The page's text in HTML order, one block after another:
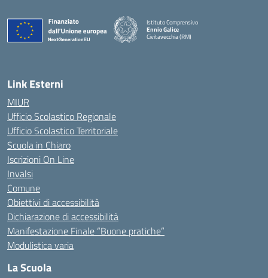
Istituto Comprensivo
Ennio Galice
Civitavecchia (RM)
Link Esterni
MIUR
Ufficio Scolastico Regionale
Ufficio Scolastico Territoriale
Scuola in Chiaro
Iscrizioni On Line
Invalsi
Comune
Obiettivi di accessibilità
Dichiarazione di accessibilità
Manifestazione Finale “Buone pratiche”
Modulistica varia
La Scuola